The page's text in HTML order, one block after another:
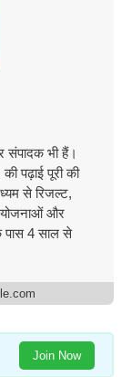
भी हैं।
पढ़ाई पूरी की
से रिजल्ट,
योजनाओं और
पास 4 साल से
Join Now